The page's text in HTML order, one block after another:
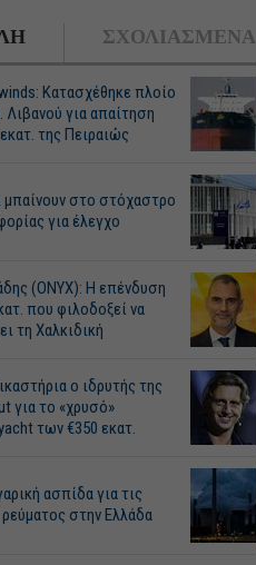
ΣΧΟΛΙΑΣΜΕΝΑ
Κατασχέθηκε πλοίο
Λιβανού για απαίτηση
της Πειραιώς
μπαίνουν στο στόχαστρο
για έλεγχο
(ONYX): Η επένδυση
που φιλοδοξεί να
τη Χαλκιδική
ο ιδρυτής της
για το «χρυσό»
των €350 εκατ.
ασπίδα για τις
ρεύματος στην Ελλάδα